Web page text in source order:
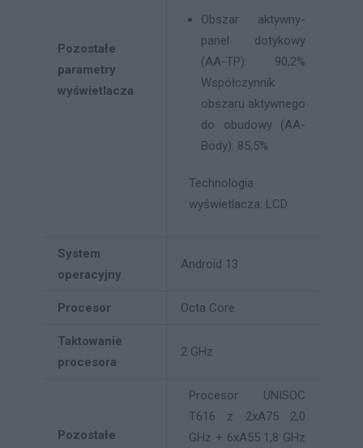
Pozostałe
parametry
wyświetlacza
Obszar aktywny-
panel dotykowy
(AA-TP): 90,2%
Współczynnik
obszaru aktywnego
do obudowy (AA-
Body): 85,5%
Technologia
wyświetlacza: LCD
System
operacyjny
Android 13
Procesor Octa Core
Taktowanie
procesora
2 GHz
Pozostałe
Procesor UNISOC
T616 z 2xA75 2,0
GHz + 6xA55 1,8 GHz